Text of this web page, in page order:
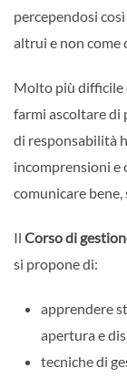
percependosi
altrui e non come
Molto più difficile
farmi ascoltare di
di responsabilità
incomprensioni e
comunicare bene,
Il Corso di
si propone di:
apprendere
apertura e
tecniche di